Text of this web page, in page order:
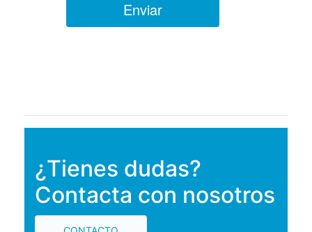
¿Tienes dudas?
Contacta con nosotros